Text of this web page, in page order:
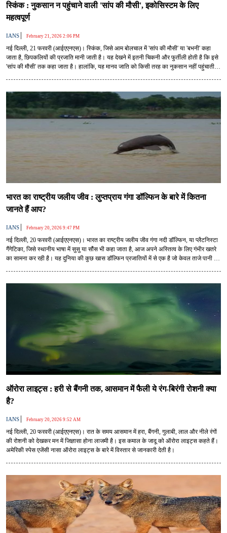
स्किंक : नुकसान न पहुंचाने वाली 'सांप की मौसी', इकोसिस्टम के लिए
महत्वपूर्ण
IANS | February 21, 2026 2:06 PM
नई दिल्ली, 21 फरवरी (आईएएनएस)। स्किंक, जिसे आम बोलचाल में 'सांप की मौसी' या 'बभनी' कहा
जाता है, छिपकलियों की प्रजाति मानी जाती है। यह देखने में इतनी चिकनी और फुर्तीली होती है कि इसे
'सांप की मौसी' तक कहा जाता है। हालांकि, यह मानव जाति को किसी तरह का नुकसान नहीं पहुंचाती
भारत का राष्ट्रीय जलीय जीव : लुप्तप्राय गंगा डॉल्फिन के बारे में कितना
जानते हैं आप?
IANS | February 20, 2026 9:47 PM
नई दिल्ली, 20 फरवरी (आईएएनएस)। भारत का राष्ट्रीय जलीय जीव गंगा नदी डॉल्फिन, या प्लैटनिस्टा
गैंगेटिका, जिसे स्थानीय भाषा में सुसु या सौंस भी कहा जाता है, आज अपने अस्तित्व के लिए गंभीर खतरे
का सामना कर रही है। यह दुनिया की कुछ खास डॉल्फिन प्रजातियों में से एक है जो केवल ताजे पानी की
ऑरोरा लाइट्स : हरी से बैंगनी तक, आसमान में फैली ये रंग-बिरंगी रोशनी क्या
है?
IANS | February 20, 2026 9:52 AM
नई दिल्ली, 20 फरवरी (आईएएनएस)। रात के समय आसमान में हरा, बैंगनी, गुलाबी, लाल और नीले रंगों
की रोशनी को देखकर मन में जिज्ञासा होना लाजमी है। इस कमाल के जादू को ऑरोरा लाइट्स कहते हैं।
अमेरिकी स्पेस एजेंसी नासा ऑरोरा लाइट्स के बारे में विस्तार से जानकारी देती है।